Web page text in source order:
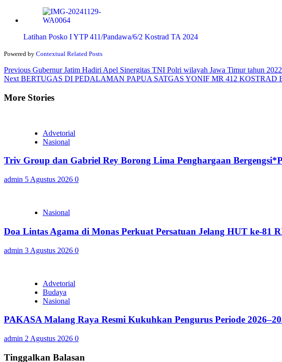
Latihan Posko I YTP 411/Pandawa/6/2 Kostrad TA 2024
Powered by Contextual Related Posts
Continue
Reading
Previous Gubernur Jatim Hadiri Apel Sinergitas TNI Polri wilayah Jawa Timur tahun 2022
Next BERTUGAS DI PEDALAMAN PAPUA SATGAS YONIF MR 412
More Stories
Advetorial
Nasional
Triv Group dan Gabriel Rey Borong Lima Penghargaan
admin 5 Agustus 2026 0
Nasional
Doa Lintas Agama di Monas Perkuat Persatuan Jelang HUT ke-81
admin 3 Agustus 2026 0
Advetorial
Budaya
Nasional
PAKASA Malang Raya Resmi Kukuhkan Pengurus Periode
admin 2 Agustus 2026 0
Tinggalkan Balasan